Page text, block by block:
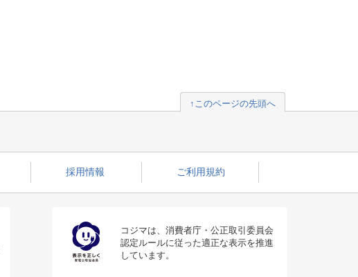
↑このページの先頭へ
採用情報 ご利用規約
コジマは、消費者庁・公正取引委員会
認定ルールに従った適正な表示を推進
しています。